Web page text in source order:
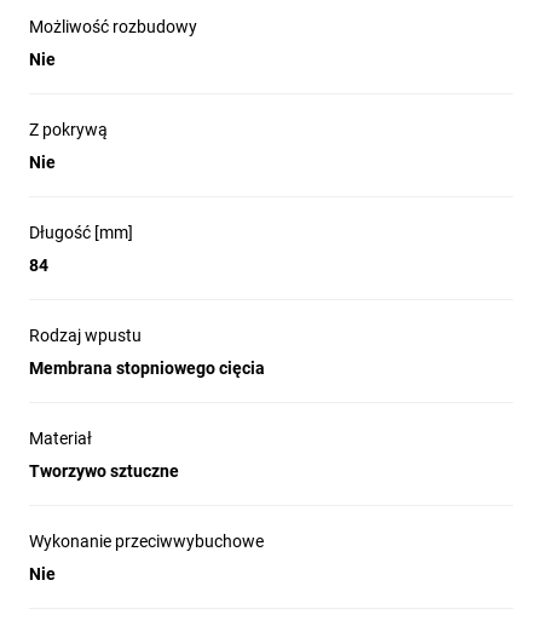
Możliwość rozbudowy
Nie
Z pokrywą
Nie
Długość [mm]
84
Rodzaj wpustu
Membrana stopniowego cięcia
Materiał
Tworzywo sztuczne
Wykonanie przeciwwybuchowe
Nie